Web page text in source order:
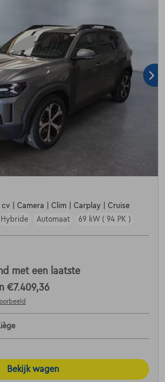
cv | Camera | Clim | Carplay | Cruise
Hybride Automaat 69 kW ( 94 PK )
met een laatste
€7.409,36
Bekijk wagen